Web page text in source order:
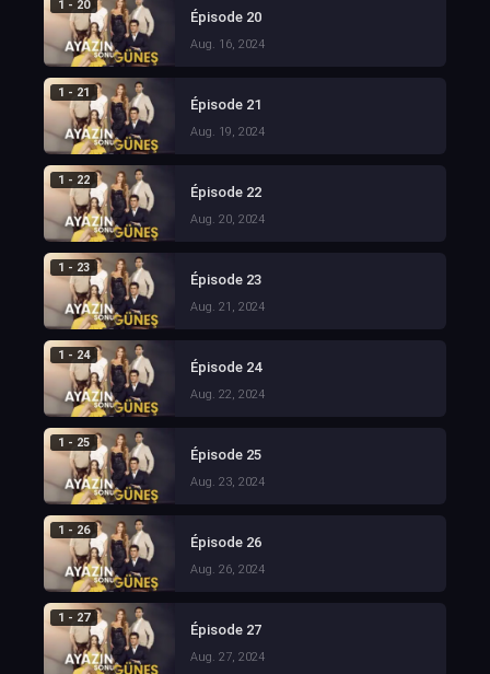
1 - 20
Épisode 20
Aug. 16, 2024
1 - 21
Épisode 21
Aug. 19, 2024
1 - 22
Épisode 22
Aug. 20, 2024
1 - 23
Épisode 23
Aug. 21, 2024
1 - 24
Épisode 24
Aug. 22, 2024
1 - 25
Épisode 25
Aug. 23, 2024
1 - 26
Épisode 26
Aug. 26, 2024
1 - 27
Épisode 27
Aug. 27, 2024